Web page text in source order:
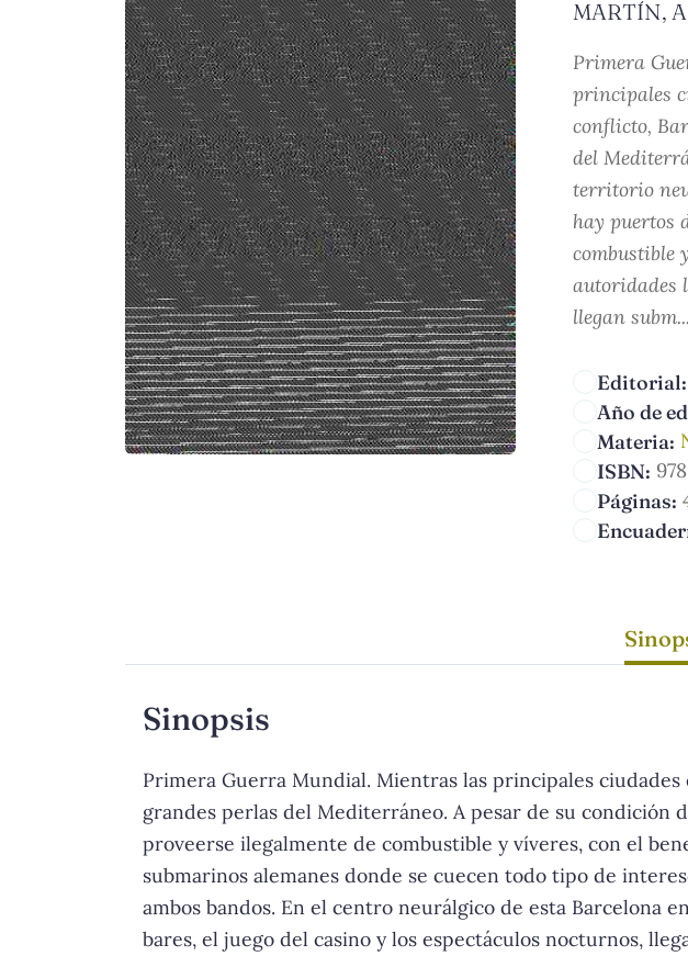
MARTÍN,
Primera
principales
conflicto,
del
territorio
hay puertos
combustible
autoridades
llegan subm...
Editorial:
Año de
Materia:
ISBN:
Páginas:
Sinopsis
Primera Guerra Mundial. Mientras las principales
grandes perlas del Mediterráneo. A pesar de su
proveerse ilegalmente de combustible y víveres, con el
submarinos alemanes donde se cuecen todo tipo de
ambos bandos. En el centro neurálgico de esta Barcelona
bares, el juego del casino y los espectáculos nocturnos,